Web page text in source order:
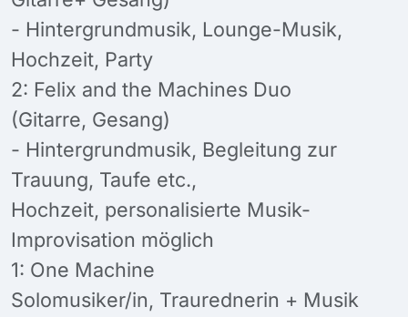
- Hintergrundmusik, Lounge-Musik,
Hochzeit, Party
2: Felix and the Machines Duo
(Gitarre, Gesang)
- Hintergrundmusik, Begleitung zur
Trauung, Taufe etc.,
Hochzeit, personalisierte Musik-
Improvisation möglich
1: One Machine
Solomusiker/in, Traurednerin + Musik